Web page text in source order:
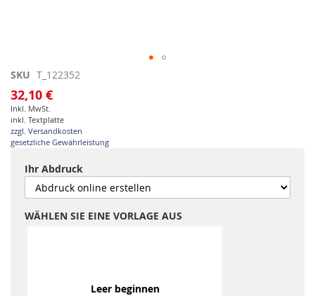
Zum
Anfang
der
Bildgalerie
springen
SKU T_122352
32,10 €
Inkl. MwSt.
inkl. Textplatte
zzgl. Versandkosten
gesetzliche Gewährleistung
Ihr Abdruck
WÄHLEN SIE EINE VORLAGE AUS
Leer beginnen